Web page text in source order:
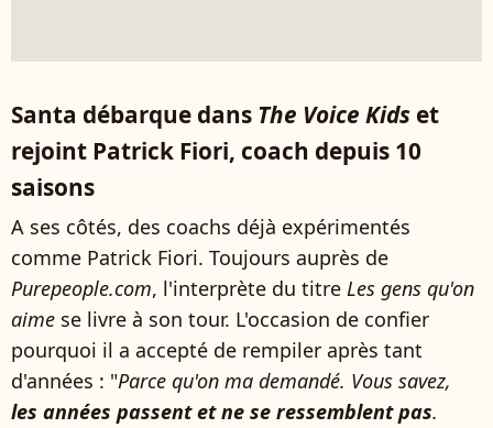
Santa débarque dans The Voice Kids et
rejoint Patrick Fiori, coach depuis 10
saisons
A ses côtés, des coachs déjà expérimentés
comme Patrick Fiori. Toujours auprès de
Purepeople.com, l'interprète du titre Les gens qu'on
aime se livre à son tour. L'occasion de confier
pourquoi il a accepté de rempiler après tant
d'années : "Parce qu'on ma demandé. Vous savez,
les années passent et ne se ressemblent pas.